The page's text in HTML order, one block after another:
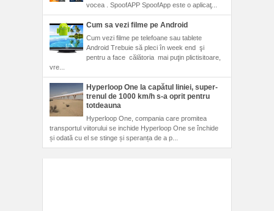
vocea . SpoofAPP SpoofApp este o aplicaţ...
Cum sa vezi filme pe Android
Cum vezi filme pe telefoane sau tablete
Android Trebuie să pleci în week end şi
pentru a face călătoria mai puţin plictisitoare,
vre...
Hyperloop One la capătul liniei, super-
trenul de 1000 km/h s-a oprit pentru
totdeauna
Hyperloop One, compania care promitea
transportul viitorului se inchide Hyperloop One se închide
și odată cu el se stinge și speranța de a p...